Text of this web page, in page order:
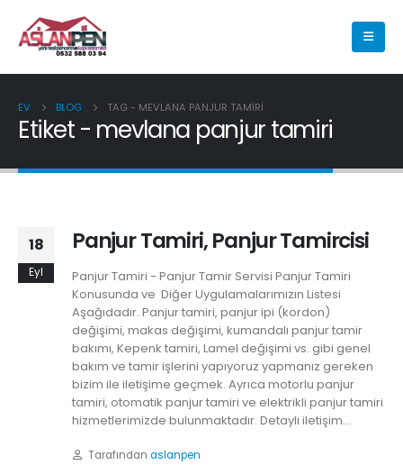
EV BLOG TAG - MEVLANA PANJUR TAMIRI
Etiket - mevlana panjur tamiri
18
Eyl
Panjur Tamiri, Panjur Tamircisi
Panjur Tamiri - Panjur Tamir Servisi Panjur Tamiri
Konusunda ve Diğer Uygulamalarımızın Listesi
Aşağıdadır. Panjur tamiri, panjur ipi (kordon)
değişimi, makas değişimi, kumandalı panjur tamir
bakımı, Kepenk tamiri, Lamel değişimi vs. gibi genel
bakım ve tamir işlerini yapıyoruz yapmanız gereken
bizim ile iletişime geçmek. Ayrıca motorlu panjur
tamiri, otomatik panjur tamiri ve elektrikli panjur tamiri
hizmetlerimizde bulunmaktadır. Detaylı iletişim...
Tarafından aslanpen